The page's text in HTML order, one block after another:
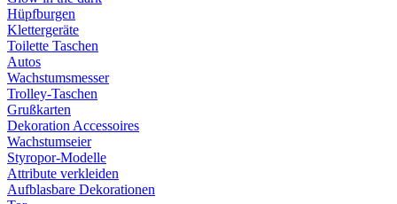
Hüpfburgen
Klettergeräte
Toilette Taschen
Autos
Wachstumsmesser
Trolley-Taschen
Grußkarten
Dekoration Accessoires
Wachstumseier
Styropor-Modelle
Attribute verkleiden
Aufblasbare Dekorationen